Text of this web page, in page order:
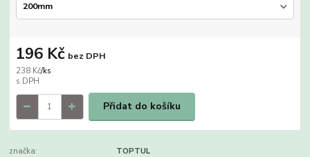
238 Kč/ks
196 Kč bez DPH
Přidat do košíku
značka: TOPTUL